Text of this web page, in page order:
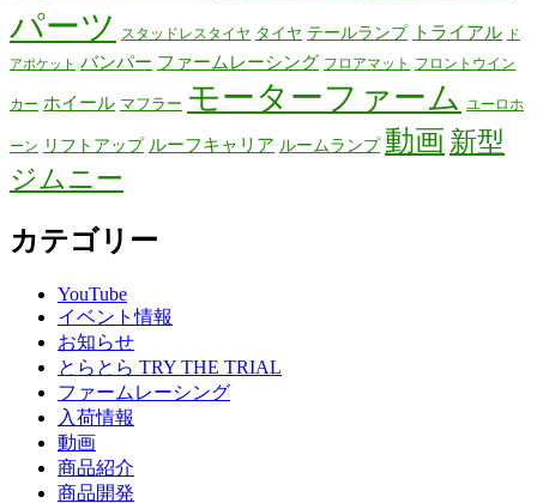
パーツ
スタッドレスタイヤ タイヤ テールランプ トライアル ド
アポケット バンパー ファームレーシング フロアマット フロントウイン
カー ホイール マフラー モーターファーム ユーロホ
ーン リフトアップ ルーフキャリア ルームランプ 動画 新型
ジムニー
カテゴリー
YouTube
イベント情報
お知らせ
とらとら TRY THE TRIAL
ファームレーシング
入荷情報
動画
商品紹介
商品開発